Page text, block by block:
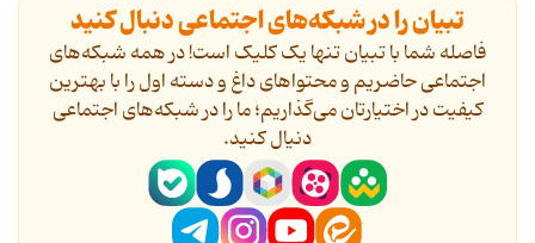
تبیان را در شبکه‌های اجتماعی دنبال کنید
فاصله شما با تبیان تنها یک کلیک است! در همه شبکه‌های
اجتماعی حاضریم و محتواهای داغ و دسته اول را با بهترین
کیفیت در اختیارتان می‌گذاریم؛ ما را در شبکه‌های اجتماعی
دنیال کنید.